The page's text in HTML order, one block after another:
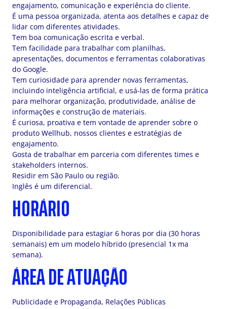
engajamento, comunicação e experiência do cliente.
É uma pessoa organizada, atenta aos detalhes e capaz de
lidar com diferentes atividades.
Tem boa comunicação escrita e verbal.
Tem facilidade para trabalhar com planilhas,
apresentações, documentos e ferramentas colaborativas
do Google.
Tem curiosidade para aprender novas ferramentas,
incluindo inteligência artificial, e usá-las de forma prática
para melhorar organização, produtividade, análise de
informações e construção de materiais.
É curiosa, proativa e tem vontade de aprender sobre o
produto Wellhub, nossos clientes e estratégias de
engajamento.
Gosta de trabalhar em parceria com diferentes times e
stakeholders internos.
Residir em São Paulo ou região.
Inglês é um diferencial.
HORÁRIO
Disponibilidade para estagiar 6 horas por dia (30 horas
semanais) em um modelo híbrido (presencial 1x ma
semana).
ÁREA DE ATUAÇÃO
Publicidade e Propaganda, Relações Públicas